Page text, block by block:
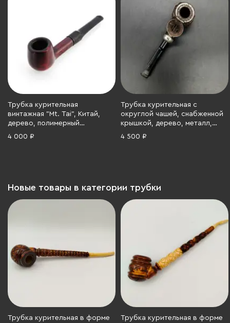
Трубка курительная
винтажная "Mt. Tai", Китай,
дерево, полимерный
материал, Китай, 1970-1990 гг.
4 000 ₽
Трубка курительная с
округлой чашей, снабженной
крышкой, дерево, металл,
полимер, Европа, 1960-1980 гг.
4 500 ₽
Новые товары в категории трубки
Трубка курительная в форме
Трубка курительная в форме